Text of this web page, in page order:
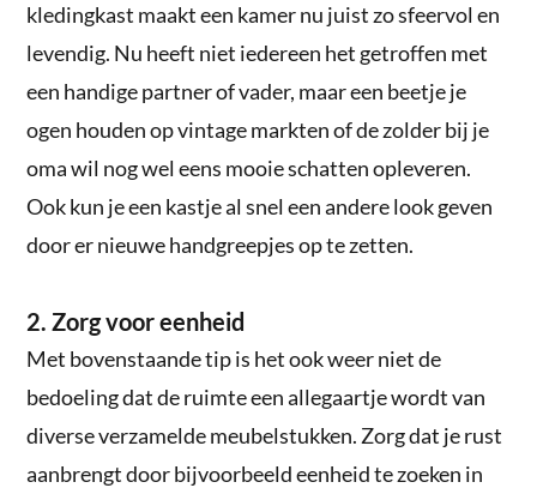
kledingkast maakt een kamer nu juist zo sfeervol en
levendig. Nu heeft niet iedereen het getroffen met
een handige partner of vader, maar een beetje je
ogen houden op vintage markten of de zolder bij je
oma wil nog wel eens mooie schatten opleveren.
Ook kun je een kastje al snel een andere look geven
door er nieuwe handgreepjes op te zetten.
2. Zorg voor eenheid
Met bovenstaande tip is het ook weer niet de
bedoeling dat de ruimte een allegaartje wordt van
diverse verzamelde meubelstukken. Zorg dat je rust
aanbrengt door bijvoorbeeld eenheid te zoeken in